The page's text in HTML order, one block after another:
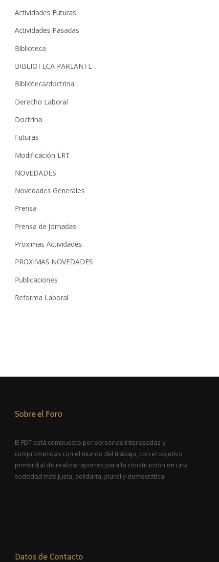
Actividades Futuras
Actividades Pasadas
Biblioteca
BIBLIOTECA PARLANTE
Biblioteca/doctrina
Derecho Laboral
Doctrina
Futuras
Modificación LRT
NOVEDADES
Novedades Generales
Prensa
Prensa de Jornadas
Proximas Actividades
PROXIMAS NOVEDADES
Publicaciones
Reforma Laboral
Sobre el Foro
El FDT está compuesto por personas interesadas y
comprometidas con el mundo del trabajo, con el objetivo
primordial de realizar aportes para la construcción de una
sociedad más justa, solidaria, plural y democrática.
Datos de Contacto